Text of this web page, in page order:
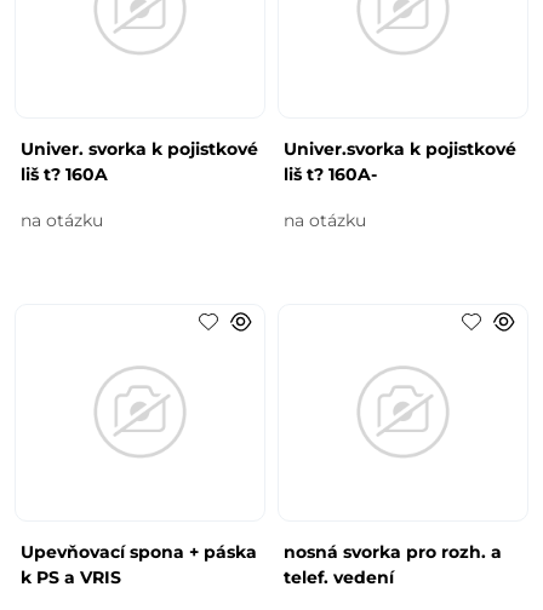
Univer. svorka k pojistkové
liš t? 160A
na otázku
Univer.svorka k pojistkové
liš t? 160A-
na otázku
Upevňovací spona + páska
k PS a VRIS
nosná svorka pro rozh. a
telef. vedení